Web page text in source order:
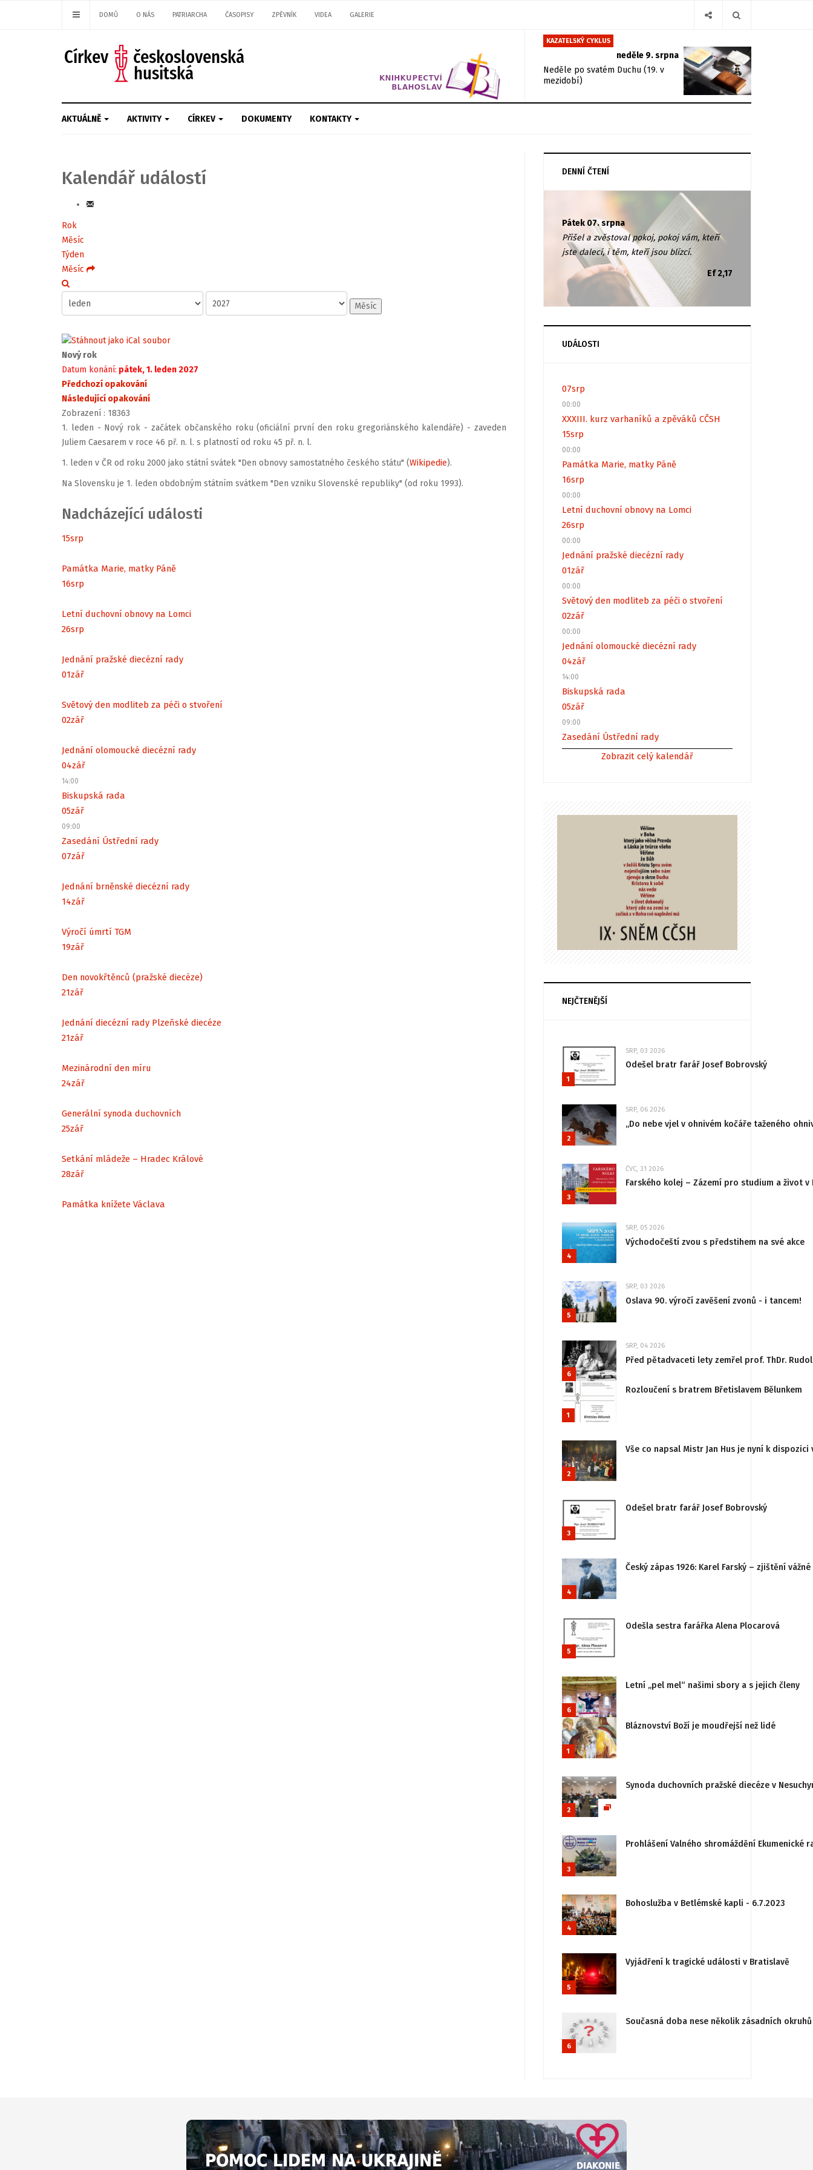
DOMŮ O NÁS PATRIARCHA ČASOPISY ZPĚVNÍK VIDEA GALERIE
KAZATELSKÝ CYKLUS
neděle 9. srpna
Neděle po svatém Duchu (19. v
mezidobí)
AKTUÁLNĚ AKTIVITY CÍRKEV DOKUMENTY KONTAKTY
Kalendář událostí
Rok
Měsíc
Týden
Měsíc
Měsíc
Nový rok
Datum konání: pátek, 1. leden 2027
Předchozí opakování
Následující opakování
Zobrazení : 18363
1. leden - Nový rok - začátek občanského roku (oficiální první den roku gregoriánského kalendáře) - zaveden
Juliem Caesarem v roce 46 př. n. l. s platností od roku 45 př. n. l.
1. leden v ČR od roku 2000 jako státní svátek "Den obnovy samostatného českého státu" (Wikipedie).
Na Slovensku je 1. leden obdobným státním svátkem "Den vzniku Slovenské republiky" (od roku 1993).
Nadcházející události
15srp
Památka Marie, matky Páně
16srp
Letní duchovní obnovy na Lomci
26srp
Jednání pražské diecézní rady
01zář
Světový den modliteb za péči o stvoření
02zář
Jednání olomoucké diecézní rady
04zář
14:00
Biskupská rada
05zář
09:00
Zasedání Ústřední rady
07zář
Jednání brněnské diecézní rady
14zář
Výročí úmrtí TGM
19zář
Den novokřtěnců (pražské diecéze)
21zář
Jednání diecézní rady Plzeňské diecéze
21zář
Mezinárodní den míru
24zář
Generální synoda duchovních
25zář
Setkání mládeže – Hradec Králové
28zář
Památka knížete Václava
DENNÍ ČTENÍ
Pátek 07. srpna
Přišel a zvěstoval pokoj, pokoj vám, kteří
jste dalecí, i těm, kteří jsou blízcí.
Ef 2,17
UDÁLOSTI
07srp
00:00
XXXIII. kurz varhaníků a zpěváků CČSH
15srp
00:00
Památka Marie, matky Páně
16srp
00:00
Letní duchovní obnovy na Lomci
26srp
00:00
Jednání pražské diecézní rady
01zář
00:00
Světový den modliteb za péči o stvoření
02zář
00:00
Jednání olomoucké diecézní rady
04zář
14:00
Biskupská rada
05zář
09:00
Zasedání Ústřední rady
Zobrazit celý kalendář
NEJČTENĚJŠÍ
1
SRP, 03 2026
Odešel bratr farář Josef Bobrovský
2
SRP, 06 2026
„Do nebe vjel v ohnivém kočáře taženého
3
ČVC, 31 2026
Farského kolej – Zázemí pro studium a život v
4
SRP, 05 2026
Východočeští zvou s předstihem na své akce
5
SRP, 03 2026
Oslava 90. výročí zavěšení zvonů - i tancem!
6
SRP, 04 2026
Před pětadvaceti lety zemřel prof. ThDr.
1
Rozloučení s bratrem Břetislavem Bělunkem
2
Vše co napsal Mistr Jan Hus je nyní k
3
Odešel bratr farář Josef Bobrovský
4
Český zápas 1926: Karel Farský – zjištění
5
Odešla sestra farářka Alena Plocarová
6
Letní „pel mel“ našimi sbory a s jejich členy
1
Bláznovství Boží je moudřejší než lidé
2
Synoda duchovních pražské diecéze v
3
Prohlášení Valného shromáždění
4
Bohoslužba v Betlémské kapli - 6.7.2023
5
Vyjádření k tragické události v Bratislavě
6
Současná doba nese několik zásadních